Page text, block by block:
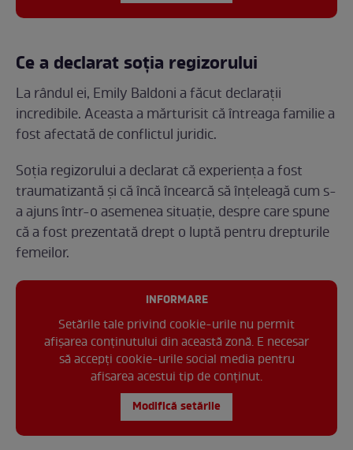
Ce a declarat soția regizorului
La rândul ei, Emily Baldoni a făcut declarații
incredibile. Aceasta a mărturisit că întreaga familie a
fost afectată de conflictul juridic.
Soția regizorului a declarat că experiența a fost
traumatizantă și că încă încearcă să înțeleagă cum s-
a ajuns într-o asemenea situație, despre care spune
că a fost prezentată drept o luptă pentru drepturile
femeilor.
INFORMARE
Setările tale privind cookie-urile nu permit
afișarea conținutului din această zonă. E necesar
să accepți cookie-urile social media pentru
afisarea acestui tip de conținut.
Modifică setările